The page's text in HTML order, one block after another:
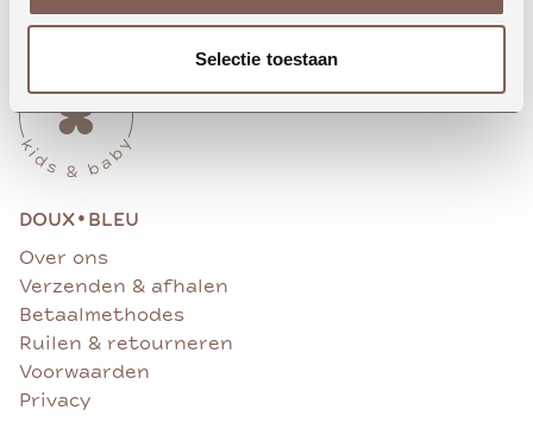
Selectie toestaan
DOUX• BLEU
Over ons
Verzenden & afhalen
Betaalmethodes
Ruilen & retourneren
Voorwaarden
Privacy